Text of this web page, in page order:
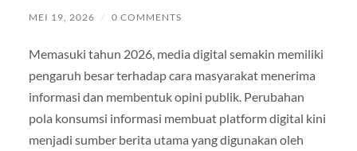
MEI 19, 2026 / 0 COMMENTS
Memasuki tahun 2026, media digital semakin memiliki
pengaruh besar terhadap cara masyarakat menerima
informasi dan membentuk opini publik. Perubahan
pola konsumsi informasi membuat platform digital kini
menjadi sumber berita utama yang digunakan oleh